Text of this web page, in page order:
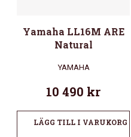
Yamaha LL16M ARE
Natural
YAMAHA
10 490 kr
LÄGG TILL I VARUKORG